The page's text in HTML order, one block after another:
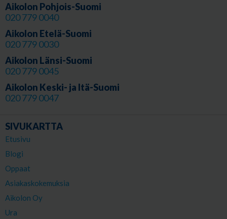
Aikolon Pohjois-Suomi
020 779 0040
Aikolon Etelä-Suomi
020 779 0030
Aikolon Länsi-Suomi
020 779 0045
Aikolon Keski- ja Itä-Suomi
020 779 0047
SIVUKARTTA
Etusivu
Blogi
Oppaat
Asiakaskokemuksia
Aikolon Oy
Ura